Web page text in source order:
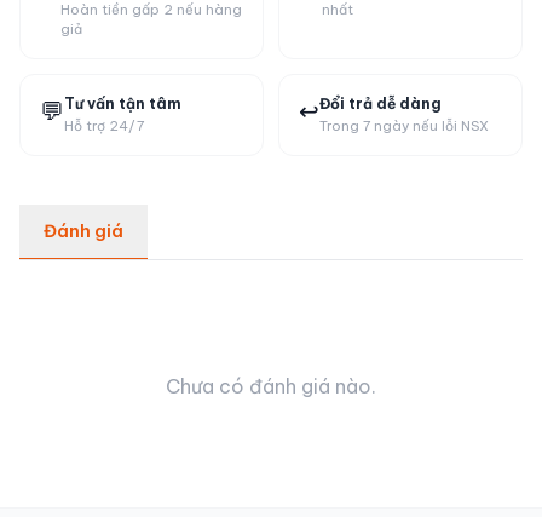
Hoàn tiền gấp 2 nếu hàng
giả
nhất
💬 Tư vấn tận tâm
Hỗ trợ 24/7 ↩️Đổi trả dễ dàng
Trong 7 ngày nếu lỗi NSX
Đánh giá
Chưa có đánh giá nào.